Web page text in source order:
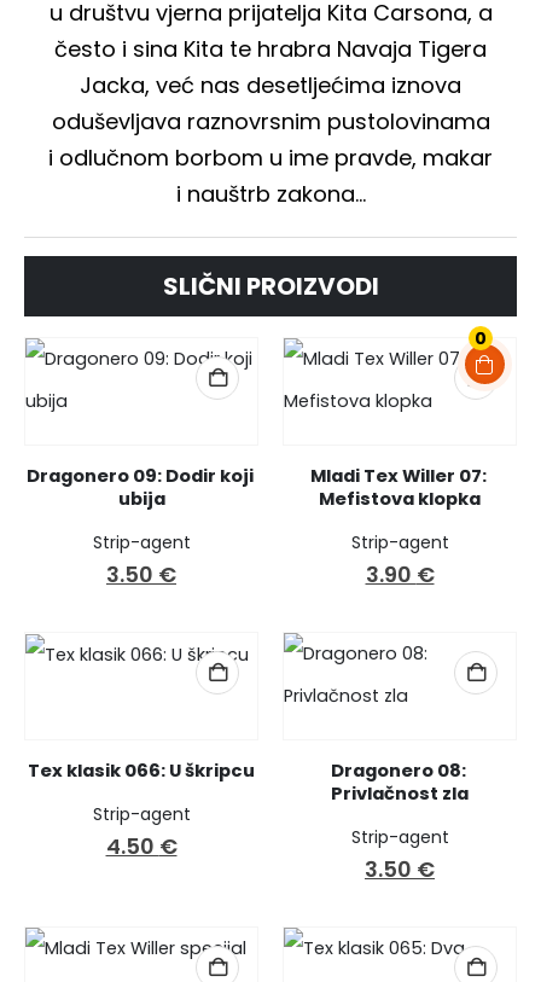
0
u društvu vjerna prijatelja Kita Carsona, a
često i sina Kita te hrabra Navaja Tigera
Jacka, već nas desetljećima iznova
oduševljava raznovrsnim pustolovinama
i odlučnom borbom u ime pravde, makar
i nauštrb zakona…
SLIČNI PROIZVODI
Dragonero 09: Dodir koji
ubija
Strip-agent
3.50 €
Mladi Tex Willer 07:
Mefistova klopka
Strip-agent
3.90 €
Tex klasik 066: U škripcu
Strip-agent
4.50 €
Dragonero 08:
Privlačnost zla
Strip-agent
3.50 €